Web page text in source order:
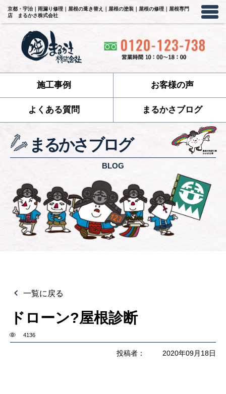
京都・宇治｜雨漏り修理｜屋根の葺き替え｜屋根の塗装｜屋根の修理｜屋根専門
店 まるかさ株式会社
施工事例 お客様の声
よくある質問 まるかさブログ
まるかさブログ
BLOG
一覧に戻る
ドローン?屋根診断
4136
投稿者： 2020年09月18日